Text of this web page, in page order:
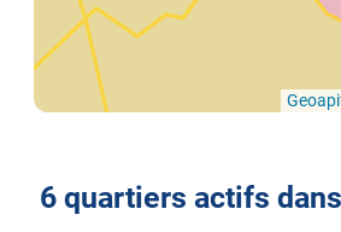
6 quartiers actifs